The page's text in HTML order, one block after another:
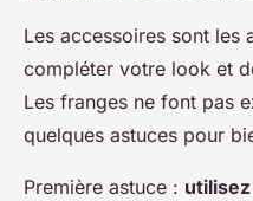
Les accessoires sont les
compléter votre look et
Les franges ne font pas
quelques astuces pour
Première astuce :